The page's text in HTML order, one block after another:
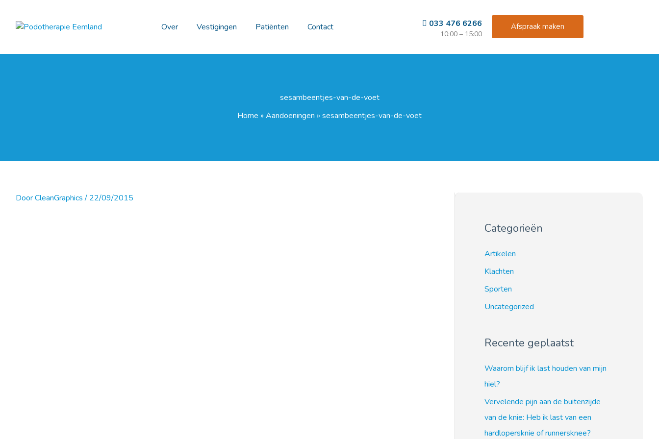
Over Vestigingen Patiënten Contact 033 476 6266
10:00 – 15:00
Afspraak maken
sesambeentjes-van-de-voet
Home » Aandoeningen » sesambeentjes-van-de-voet
DoorCleanGraphics/ 22/09/2015
Categorieën
Artikelen
Klachten
Sporten
Uncategorized
Recente geplaatst
Waarom blijf ik last houden van mijn
hiel?
Vervelende pijn aan de buitenzijde
van de knie: Heb ik last van een
hardlopersknie of runnersknee?